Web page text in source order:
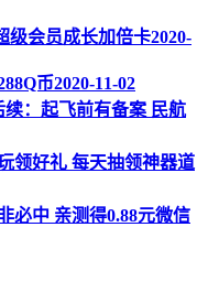
级会员成长加倍卡2020-
币2020-11-02
：起飞前有备案 民航
领好礼 每天抽领神器道
必中 亲测得0.88元微信